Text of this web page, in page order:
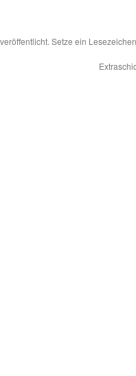
veröffentlicht. Setze ein